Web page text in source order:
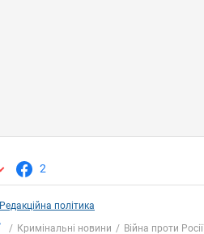
2
Редакційна політика
Кримінальні новини
Війна проти Росії